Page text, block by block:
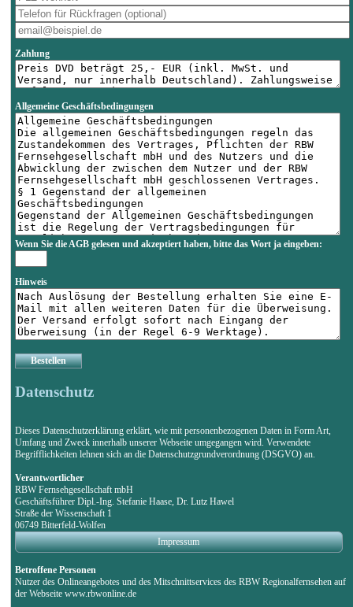
Zahlung
Allgemeine Geschäftsbedingungen
Wenn Sie die AGB gelesen und akzeptiert haben, bitte das Wort ja eingeben:
Hinweis
Bestellen
Datenschutz
Dieses Datenschutzerklärung erklärt, wie mit personenbezogenen Daten in Form Art,
Umfang und Zweck innerhalb unserer Webseite umgegangen wird. Verwendete
Begrifflichkeiten lehnen sich an die Datenschutzgrundverordnung (DSGVO) an.
Verantwortlicher
RBW Fernsehgesellschaft mbH
Geschäftsführer Dipl.-Ing. Stefanie Haase, Dr. Lutz Hawel
Straße der Wissenschaft 1
06749 Bitterfeld-Wolfen
Impressum
Betroffene Personen
Nutzer des Onlineangebotes und des Mitschnittservices des RBW Regionalfernsehen auf
der Webseite www.rbwonline.de